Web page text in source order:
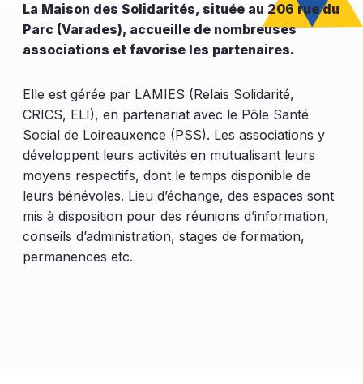
La Maison des Solidarités, située au 206 rue du
Parc (Varades), accueille de nombreuses
associations et favorise les partenaires.
Elle est gérée par LAMIES (Relais Solidarité,
CRICS, ELI), en partenariat avec le Pôle Santé
Social de Loireauxence (PSS). Les associations y
développent leurs activités en mutualisant leurs
moyens respectifs, dont le temps disponible de
leurs bénévoles. Lieu d’échange, des espaces sont
mis à disposition pour des réunions d’information,
conseils d’administration, stages de formation,
permanences etc.